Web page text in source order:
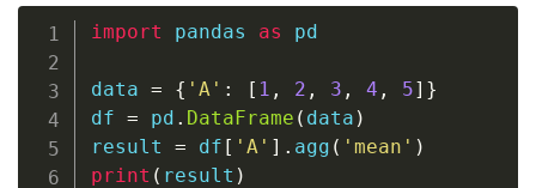
import pandas as pd
data = { 'A' : [ 1 , 2 , 3 , 4 , 5] }
df = pd . DataFrame ( data )
result = df [ 'A' ] . agg ( 'mean' )
print ( result )